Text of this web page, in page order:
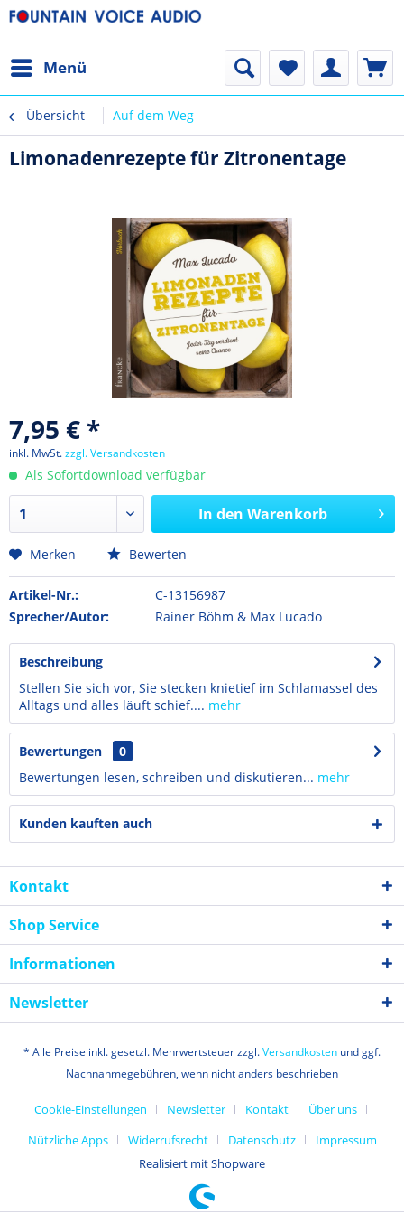
Menü
Übersicht Auf dem Weg
Limonadenrezepte für Zitronentage
7,95 € *
inkl. MwSt.zzgl. Versandkosten
Als Sofortdownload verfügbar
In den Warenkorb
Merken Bewerten
Artikel-Nr.:
C-13156987
Sprecher/Autor:
Rainer Böhm & Max Lucado
Beschreibung
Stellen Sie sich vor, Sie stecken knietief im Schlamassel des
Alltags und alles läuft schief.... mehr
Bewertungen
0
Bewertungen lesen, schreiben und diskutieren... mehr
Kunden kauften auch
Kontakt
Shop Service
Informationen
Newsletter
* Alle Preise inkl. gesetzl. Mehrwertsteuer zzgl.Versandkosten und ggf.
Nachnahmegebühren, wenn nicht anders beschrieben
Cookie-Einstellungen Newsletter Kontakt
Über uns
Nützliche Apps
Widerrufsrecht Datenschutz
Impressum
Realisiert mit Shopware